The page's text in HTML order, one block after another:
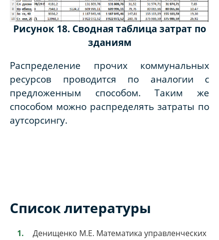
Рисунок 18. Сводная таблица затрат по
зданиям
Распределение прочих коммунальных
ресурсов проводится по аналогии с
предложенным способом. Таким же
способом можно распределять затраты по
аутсорсингу.
Список литературы
Денищенко М.Е. Математика управленческих